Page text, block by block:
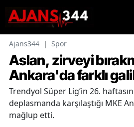
Ajans344 | Spor
Aslan, zirveyi
Ankara'da farklı
Trendyol Süper Lig’in 26.
deplasmanda karşılaştığı MKE
mağlup etti.